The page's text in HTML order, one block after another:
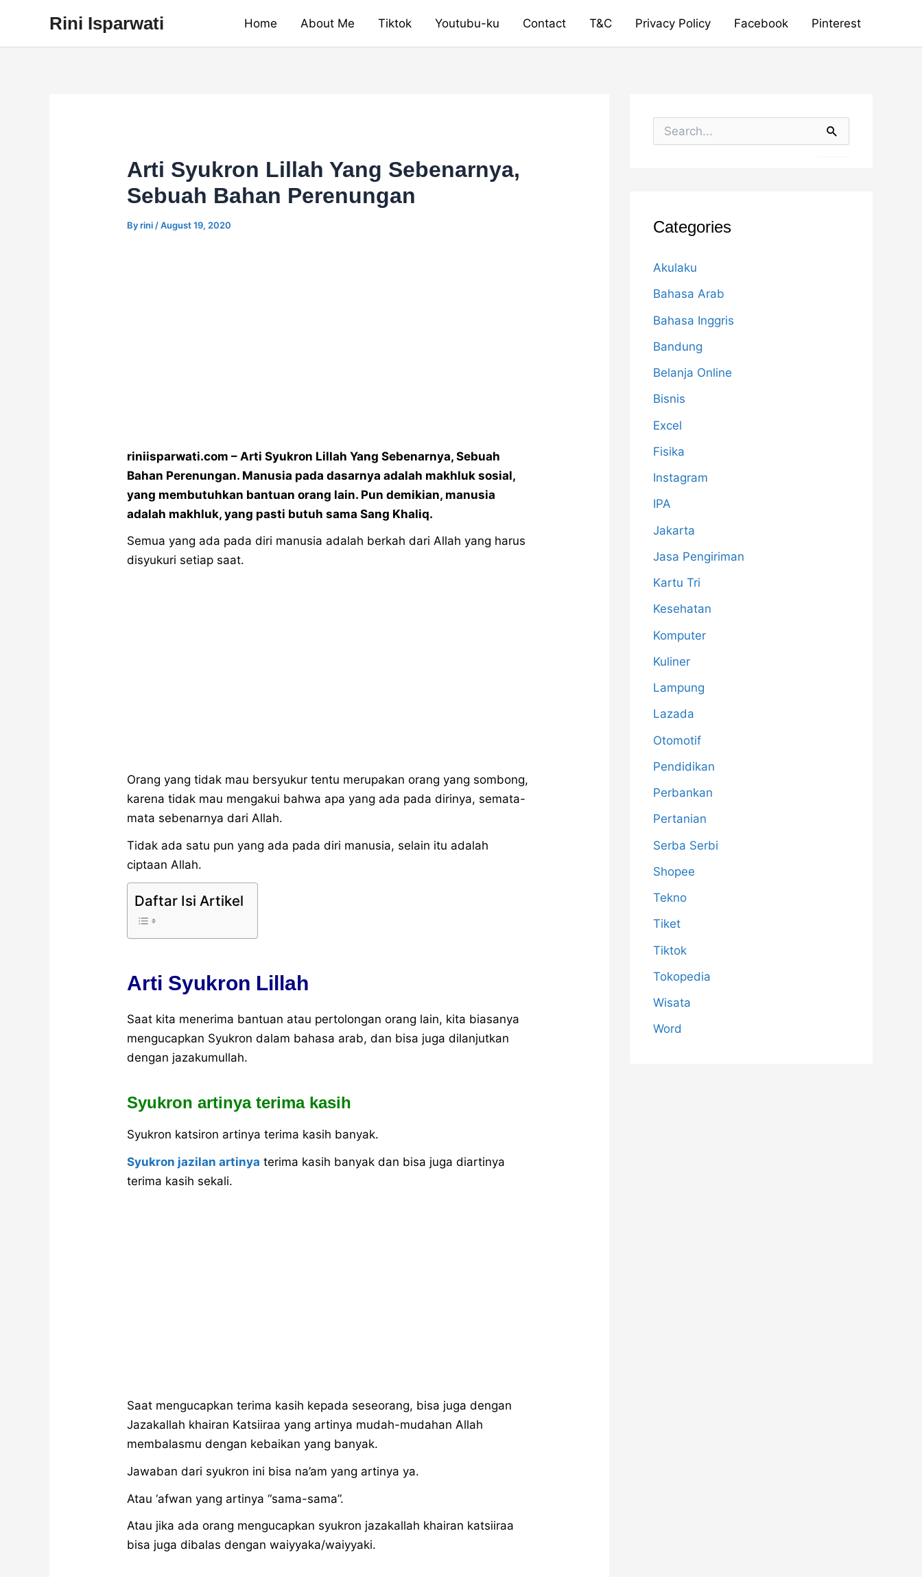
content
Rini Isparwati Home About Me Tiktok Youtubu-ku Contact T&C Privacy Policy Facebook Pinterest
Arti Syukron Lillah Yang Sebenarnya,
Sebuah Bahan Perenungan
Byrini /August 19, 2020
riniisparwati.com – Arti Syukron Lillah Yang Sebenarnya, Sebuah
Bahan Perenungan. Manusia pada dasarnya adalah makhluk sosial,
yang membutuhkan bantuan orang lain. Pun demikian, manusia
adalah makhluk, yang pasti butuh sama Sang Khaliq.
Semua yang ada pada diri manusia adalah berkah dari Allah yang harus
disyukuri setiap saat.
Orang yang tidak mau bersyukur tentu merupakan orang yang sombong,
karena tidak mau mengakui bahwa apa yang ada pada dirinya, semata-
mata sebenarnya dari Allah.
Tidak ada satu pun yang ada pada diri manusia, selain itu adalah
ciptaan Allah.
Daftar Isi Artikel
Arti Syukron Lillah
Saat kita menerima bantuan atau pertolongan orang lain, kita biasanya
mengucapkan Syukron dalam bahasa arab, dan bisa juga dilanjutkan
dengan jazakumullah.
Syukron artinya terima kasih
Syukron katsiron artinya terima kasih banyak.
Syukron jazilan artinya terima kasih banyak dan bisa juga diartinya
terima kasih sekali.
Saat mengucapkan terima kasih kepada seseorang, bisa juga dengan
Jazakallah khairan Katsiiraa yang artinya mudah-mudahan Allah
membalasmu dengan kebaikan yang banyak.
Jawaban dari syukron ini bisa na’am yang artinya ya.
Atau ‘afwan yang artinya “sama-sama”.
Atau jika ada orang mengucapkan syukron jazakallah khairan katsiiraa
bisa juga dibalas dengan waiyyaka/waiyyaki.
o
rCategories
Akulaku
Bahasa Arab
Bahasa Inggris
Bandung
Belanja Online
Bisnis
Excel
Fisika
Instagram
IPA
Jakarta
Jasa Pengiriman
Kartu Tri
Kesehatan
Komputer
Kuliner
Lampung
Lazada
Otomotif
Pendidikan
Perbankan
Pertanian
Serba Serbi
Shopee
Tekno
Tiket
Tiktok
Tokopedia
Wisata
Word